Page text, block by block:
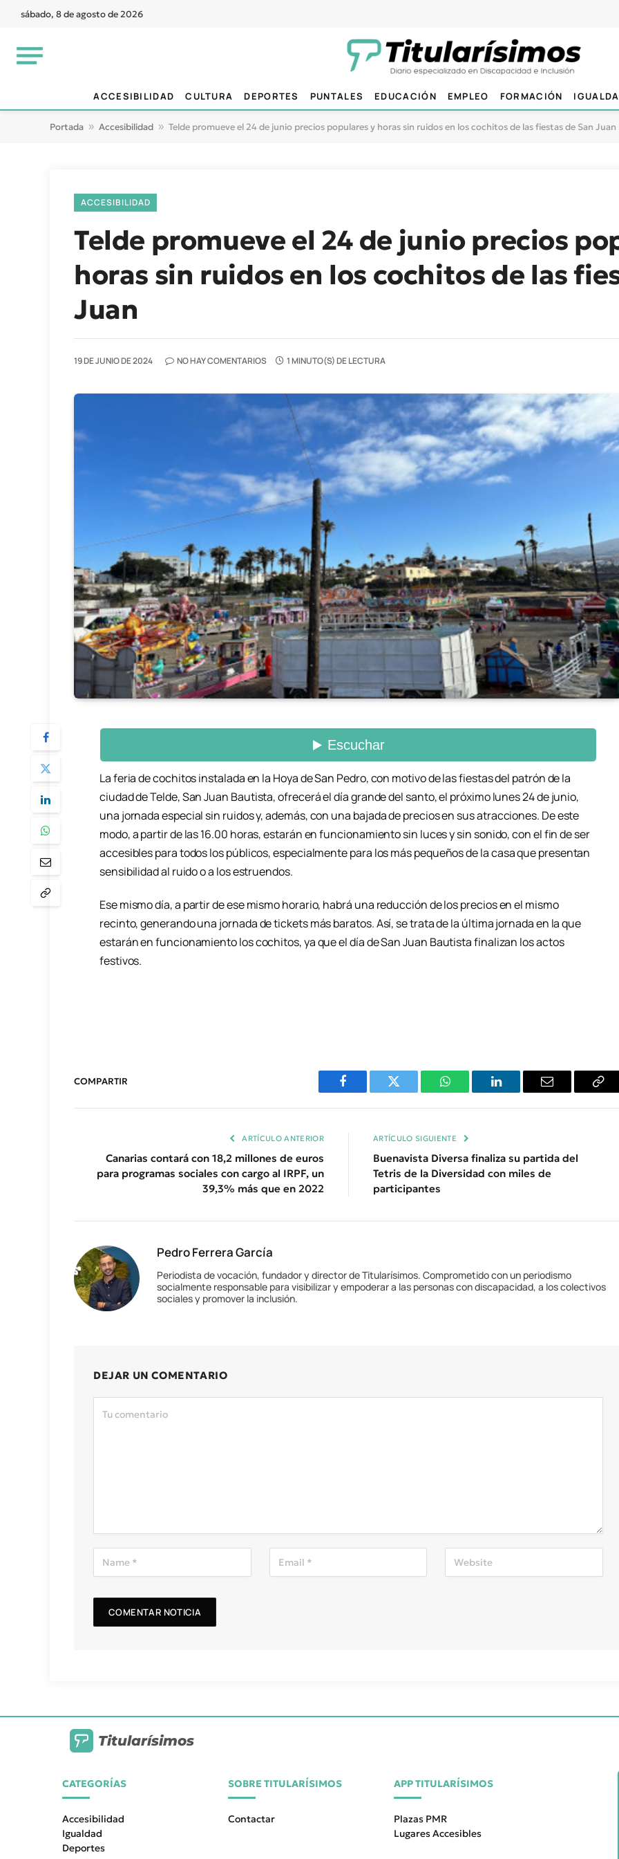
sábado, 8 de agosto de 2026
ACCESIBILIDAD CULTURA DEPORTES PUNTALES EDUCACIÓN EMPLEO FORMACIÓN
Portada » Accesibilidad » Telde promueve el 24 de junio precios populares y horas sin ruidos en los cochitos de las fiestas de San Juan
ACCESIBILIDAD
Telde promueve el 24 de junio precios
horas sin ruidos en los cochitos de las
Juan
19 DE JUNIO DE 2024 NO HAY COMENTARIOS 1 MINUTO(S) DE LECTURA
La feria de cochitos instalada en la Hoya de San Pedro, con motivo de las fiestas del patrón de la
ciudad de Telde, San Juan Bautista, ofrecerá el día grande del santo, el próximo lunes 24 de junio,
una jornada especial sin ruidos y, además, con una bajada de precios en sus atracciones. De este
modo, a partir de las 16.00 horas, estarán en funcionamiento sin luces y sin sonido, con el fin de ser
accesibles para todos los públicos, especialmente para los más pequeños de la casa que presentan
sensibilidad al ruido o a los estruendos.
Ese mismo día, a partir de ese mismo horario, habrá una reducción de los precios en el mismo
recinto, generando una jornada de tickets más baratos. Así, se trata de la última jornada en la que
estarán en funcionamiento los cochitos, ya que el día de San Juan Bautista finalizan los actos
festivos.
COMPARTIR
Facebook Twitter WhatsAppLinkedIn Email
ARTÍCULO ANTERIOR
Canarias contará con 18,2 millones de euros
para programas sociales con cargo al IRPF, un
39,3% más que en 2022
ARTÍCULO SIGUIENTE
Buenavista Diversa finaliza su partida del
Tetris de la Diversidad con miles de
participantes
Pedro Ferrera García
Periodista de vocación, fundador y director de Titularísimos. Comprometido con un periodismo
socialmente responsable para visibilizar y empoderar a las personas con discapacidad, a los colectivos
sociales y promover la inclusión.
DEJAR UN COMENTARIO
Titularísimos
CATEGORÍAS
Accesibilidad
Igualdad
Deportes
SOBRE TITULARÍSIMOS
Contactar
APP TITULARÍSIMOS
Plazas PMR
Lugares Accesibles